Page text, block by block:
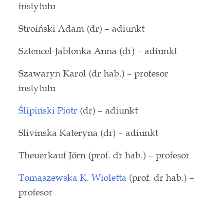
instytutu
Stroiński Adam (dr) – adiunkt
Sztencel-Jabłonka Anna (dr) – adiunkt
Szawaryn Karol (dr hab.) – profesor
instytutu
Ślipiński Piotr (dr) – adiunkt
Slivinska Kateryna (dr) – adiunkt
Theuerkauf Jőrn (prof. dr hab.) – profesor
Tomaszewska K. Wioletta (prof. dr hab.) –
profesor